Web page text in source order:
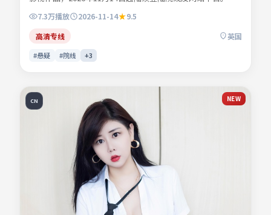
的人物命运。地缘风貌被写得具体可信，地域气质成为叙事推
手。影片关键词包含悬疑、英国、院线同步与流媒体首播信
7.3万播放 2026-11-14
9.5
高清专线
英国
#悬疑 #院线 +3
CN NEW